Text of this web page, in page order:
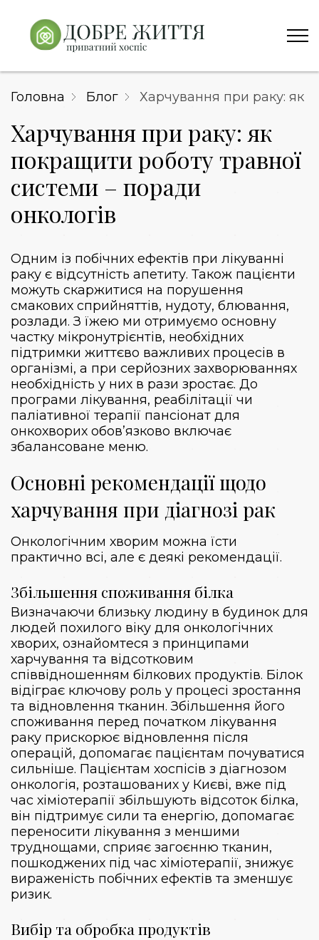
Головна Блог Харчування при раку: як
Харчування при раку: як
покращити роботу травної
системи – поради
онкологів
Одним із побічних ефектів при лікуванні
раку є відсутність апетиту. Також пацієнти
можуть скаржитися на порушення
смакових сприйняттів, нудоту, блювання,
розлади. З їжею ми отримуємо основну
частку мікронутрієнтів, необхідних
підтримки життєво важливих процесів в
організмі, а при серйозних захворюваннях
необхідність у них в рази зростає. До
програми лікування, реабілітації чи
паліативної терапії пансіонат для
онкохворих обов’язково включає
збалансоване меню.
Основні рекомендації щодо
харчування при діагнозі рак
Онкологічним хворим можна їсти
практично всі, але є деякі рекомендації.
Збільшення споживання білка
Визначаючи близьку людину в будинок для
людей похилого віку для онкологічних
хворих, ознайомтеся з принципами
харчування та відсотковим
співвідношенням білкових продуктів. Білок
відіграє ключову роль у процесі зростання
та відновлення тканин. Збільшення його
споживання перед початком лікування
раку прискорює відновлення після
операцій, допомагає пацієнтам почуватися
сильніше. Пацієнтам хоспісів з діагнозом
онкологія, розташованих у Києві, вже під
час хіміотерапії збільшують відсоток білка,
він підтримує сили та енергію, допомагає
переносити лікування з меншими
труднощами, сприяє загоєнню тканин,
пошкоджених під час хіміотерапії, знижує
вираженість побічних ефектів та зменшує
ризик.
Вибір та обробка продуктів